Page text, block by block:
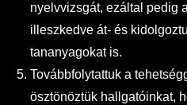
nyelvvizsgát, ezáltal pedig
illeszkedve át- és
tananyagokat is.
Továbbfolytattuk a
ösztönöztük hallgatóinkat,